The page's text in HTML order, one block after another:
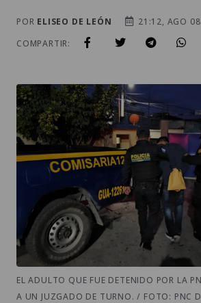
POR ELISEO DE LEÓN
21:12, AGO
COMPARTIR:
EL ADULTO QUE FUE DETENIDO POR LA
A UN JUZGADO DE TURNO. / FOTO: PNC